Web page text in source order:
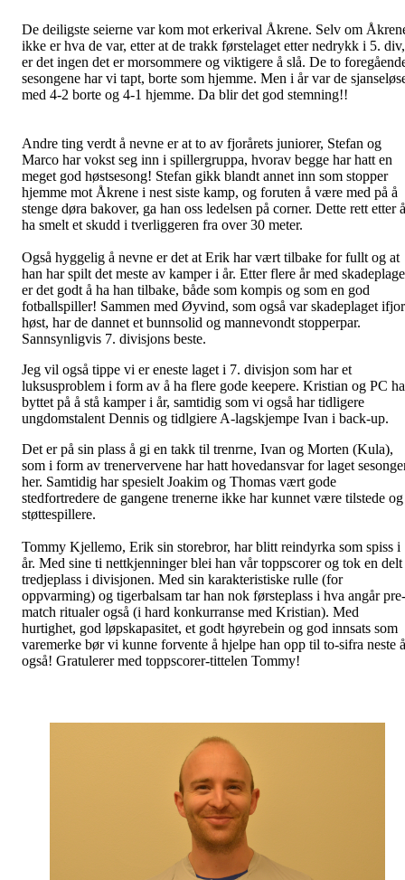
De deiligste seierne var kom mot erkerival Åkrene. Selv om
ikke er hva de var, etter at de trakk førstelaget etter nedrykk i 5. div,
er det ingen det er morsommere og viktigere å slå. De to
sesongene har vi tapt, borte som hjemme. Men i år var de
med 4-2 borte og 4-1 hjemme. Da blir det god stemning!!
Andre ting verdt å nevne er at to av fjorårets juniorer, Stefan og
Marco har vokst seg inn i spillergruppa, hvorav begge har hatt en
meget god høstsesong! Stefan gikk blandt annet inn som stopper
hjemme mot Åkrene i nest siste kamp, og foruten å være med på å
stenge døra bakover, ga han oss ledelsen på corner. Dette rett etter å
ha smelt et skudd i tverliggeren fra over 30 meter.
Også hyggelig å nevne er det at Erik har vært tilbake for fullt og at
han har spilt det meste av kamper i år. Etter flere år med
er det godt å ha han tilbake, både som kompis og som en god
fotballspiller! Sammen med Øyvind, som også var skadeplaget ifjor
høst, har de dannet et bunnsolid og mannevondt stopperpar.
Sannsynligvis 7. divisjons beste.
Jeg vil også tippe vi er eneste laget i 7. divisjon som har et
luksusproblem i form av å ha flere gode keepere. Kristian og PC
byttet på å stå kamper i år, samtidig som vi også har tidligere
ungdomstalent Dennis og tidlgiere A-lagskjempe Ivan i back-up.
Det er på sin plass å gi en takk til trenrne, Ivan og Morten (Kula),
som i form av trenervervene har hatt hovedansvar for laget
her. Samtidig har spesielt Joakim og Thomas vært gode
stedfortredere de gangene trenerne ikke har kunnet være tilstede og
støttespillere.
Tommy Kjellemo, Erik sin storebror, har blitt reindyrka som spiss i
år. Med sine ti nettkjenninger blei han vår toppscorer og tok en delt
tredjeplass i divisjonen. Med sin karakteristiske rulle (for
oppvarming) og tigerbalsam tar han nok førsteplass i hva angår pre-
match ritualer også (i hard konkurranse med Kristian). Med
hurtighet, god løpskapasitet, et godt høyrebein og god innsats som
varemerke bør vi kunne forvente å hjelpe han opp til to-sifra neste
også! Gratulerer med toppscorer-tittelen Tommy!